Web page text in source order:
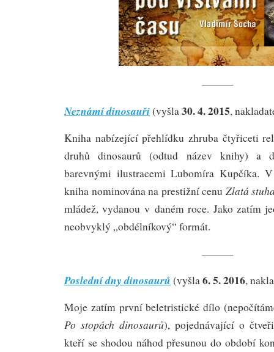
———
Neznámí dinosauři(vyšla30. 4. 2015,
Kniha nabízející přehlídku zhruba čtyřiceti
druhů dinosaurů (odtud název knihy) a
barevnými ilustracemi Lubomíra Kupčíka.
kniha nominována na prestižní cenu Zlatá
mládež, vydanou v daném roce. Jako zatím
neobvyklý „obdélníkový“ formát.
———
Poslední dny dinosaurů (vyšla6. 5. 2016,
Moje zatím první beletristické dílo
Po stopách dinosaurů), pojednávající o
kteří se shodou náhod přesunou do období